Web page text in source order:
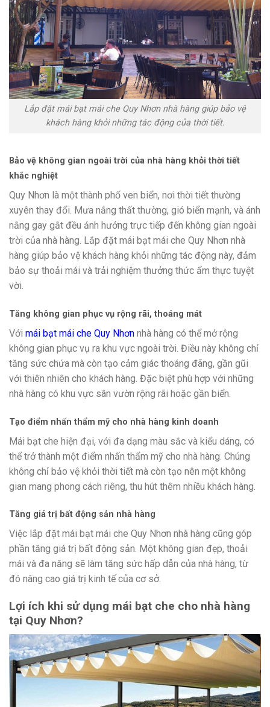
Lắp đặt mái bạt mái che Quy Nhơn nhà hàng giúp bảo vệ
khách hàng khỏi những tác động của thời tiết.
Bảo vệ không gian ngoài trời của nhà hàng khỏi thời tiết
khắc nghiệt
Quy Nhơn là một thành phố ven biển, nơi thời tiết thường
xuyên thay đổi. Mưa nắng thất thường, gió biển mạnh, và ánh
nắng gay gắt đều ảnh hưởng trực tiếp đến không gian ngoài
trời của nhà hàng. Lắp đặt mái bạt mái che Quy Nhơn nhà
hàng giúp bảo vệ khách hàng khỏi những tác động này, đảm
bảo sự thoải mái và trải nghiệm thưởng thức ẩm thực tuyệt
vời.
Tăng không gian phục vụ rộng rãi, thoáng mát
Với mái bạt mái che Quy Nhơn nhà hàng có thể mở rộng
không gian phục vụ ra khu vực ngoài trời. Điều này không chỉ
tăng sức chứa mà còn tạo cảm giác thoáng đãng, gần gũi
với thiên nhiên cho khách hàng. Đặc biệt phù hợp với những
nhà hàng có khu vực sân vườn rộng rãi hoặc gần biển.
Tạo điểm nhấn thẩm mỹ cho nhà hàng kinh doanh
Mái bạt che hiện đại, với đa dạng màu sắc và kiểu dáng, có
thể trở thành một điểm nhấn thẩm mỹ cho nhà hàng. Chúng
không chỉ bảo vệ khỏi thời tiết mà còn tạo nên một không
gian mang phong cách riêng, thu hút thêm nhiều khách hàng.
Tăng giá trị bất động sản nhà hàng
Việc lắp đặt mái bạt mái che Quy Nhơn nhà hàng cũng góp
phần tăng giá trị bất động sản. Một không gian đẹp, thoải
mái và đa năng sẽ làm tăng sức hấp dẫn của nhà hàng, từ
đó nâng cao giá trị kinh tế của cơ sở.
Lợi ích khi sử dụng mái bạt che cho nhà hàng
tại Quy Nhơn?